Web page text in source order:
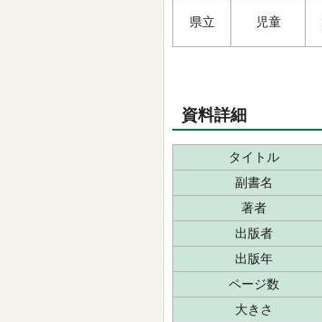
県立 児童
資料詳細
タイトル
副書名
著者
出版者
出版年
ページ数
大きさ